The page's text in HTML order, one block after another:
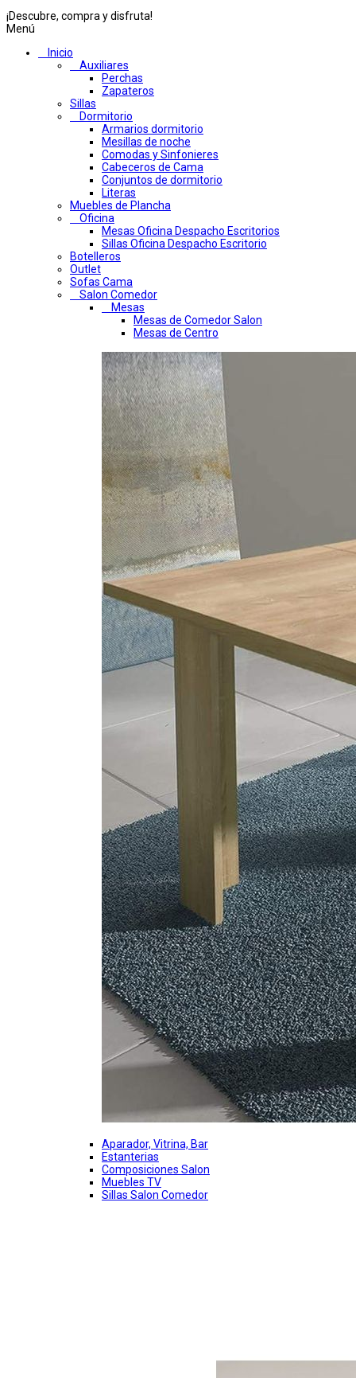
¡Descubre, compra y disfruta!
Menú
Inicio
Auxiliares
Perchas
Zapateros
Sillas
Dormitorio
Armarios dormitorio
Mesillas de noche
Comodas y Sinfonieres
Cabeceros de Cama
Conjuntos de dormitorio
Literas
Muebles de Plancha
Oficina
Mesas Oficina Despacho Escritorios
Sillas Oficina Despacho Escritorio
Botelleros
Outlet
Sofas Cama
Salon Comedor
Mesas
Mesas de Comedor Salon
Mesas de Centro
Aparador, Vitrina, Bar
Estanterias
Composiciones Salon
Muebles TV
Sillas Salon Comedor